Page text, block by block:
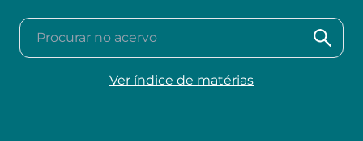
Procurar no acervo
Ver índice de matérias